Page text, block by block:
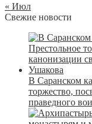
« Июл
Свежие новости
В Саранском
торжество,
праведного